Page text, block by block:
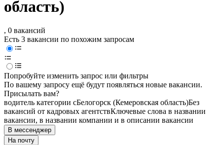
область)
, 0 вакансий
Есть 3 вакансии по похожим запросам
Попробуйте изменить запрос или фильтры
По вашему запросу ещё будут появляться новые вакансии.
Присылать вам?
водитель категории cБелогорск (Кемеровская область)Без
вакансий от кадровых агентствКлючевые слова в названии
вакансии, в названии компании и в описании вакансии
В мессенджер
На почту